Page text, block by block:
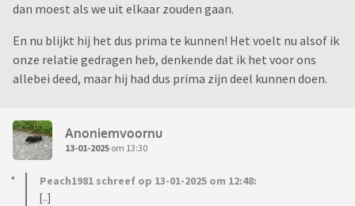
dan moest als we uit elkaar zouden gaan.
En nu blijkt hij het dus prima te kunnen! Het voelt nu alsof ik
onze relatie gedragen heb, denkende dat ik het voor ons
allebei deed, maar hij had dus prima zijn deel kunnen doen.
Anoniemvoornu
13-01-2025 om 13:30
Peach1981 schreef op 13-01-2025 om 12:48:
[..]